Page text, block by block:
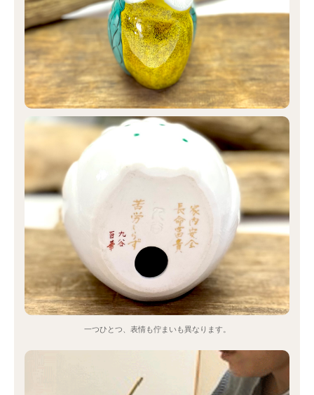
一つひとつ、表情も佇まいも異なります。